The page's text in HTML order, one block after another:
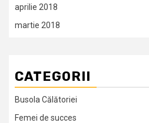
aprilie 2018
martie 2018
CATEGORII
Busola Călătoriei
Femei de succes